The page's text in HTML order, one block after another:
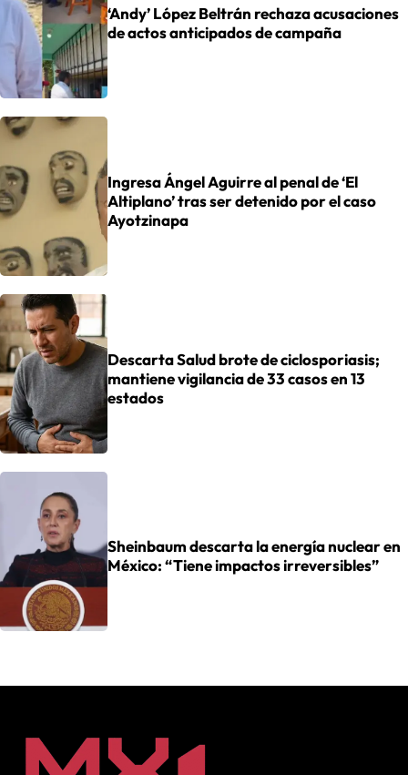
‘Andy’ López Beltrán rechaza acusaciones
de actos anticipados de campaña
Ingresa Ángel Aguirre al penal de ‘El
Altiplano’ tras ser detenido por el caso
Ayotzinapa
Descarta Salud brote de ciclosporiasis;
mantiene vigilancia de 33 casos en 13
estados
Sheinbaum descarta la energía nuclear en
México: “Tiene impactos irreversibles”